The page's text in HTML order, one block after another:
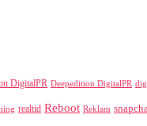
DigitalPR Deepedition DigitalPR
realtid Reboot Reklam